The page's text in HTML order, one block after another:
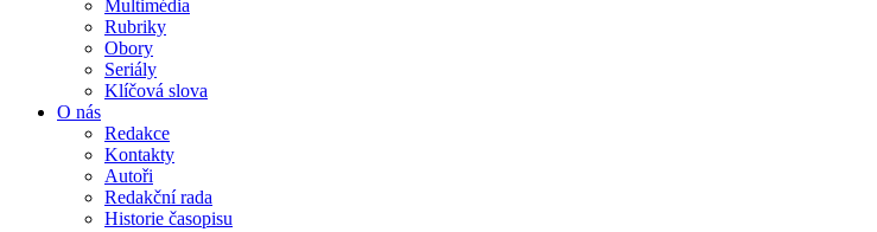
Multimédia
Rubriky
Obory
Seriály
Klíčová slova
O nás
Redakce
Kontakty
Autoři
Redakční rada
Historie časopisu